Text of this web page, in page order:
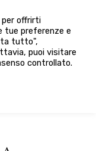
per offrirti
tue preferenze e
tutto",
puoi visitare
controllato.